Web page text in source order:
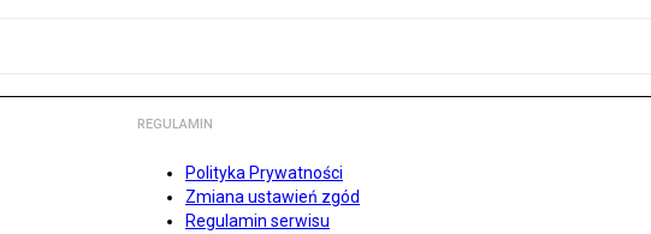
REGULAMIN
Polityka Prywatności
Zmiana ustawień zgód
Regulamin serwisu